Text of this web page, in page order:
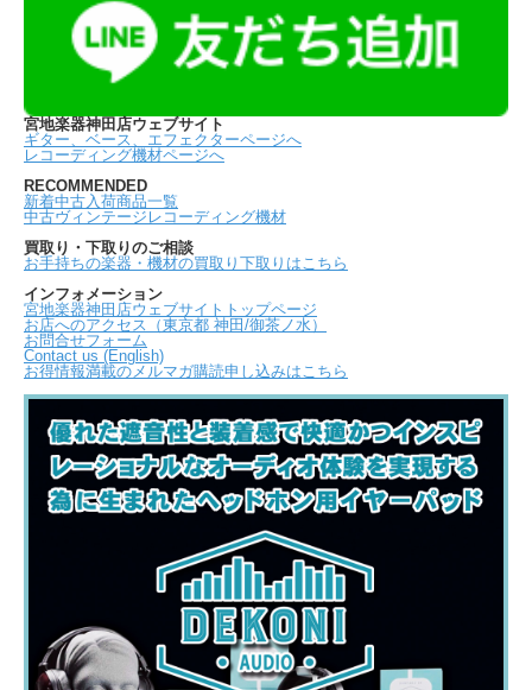
宮地楽器神田店ウェブサイト
ギター、ベース、エフェクターページへ
レコーディング機材ページへ
RECOMMENDED
新着中古入荷商品一覧
中古ヴィンテージレコーディング機材
買取り・下取りのご相談
お手持ちの楽器・機材の買取り下取りはこちら
インフォメーション
宮地楽器神田店ウェブサイトトップページ
お店へのアクセス（東京都 神田/御茶ノ水）
お問合せフォーム
Contact us (English)
お得情報満載のメルマガ購読申し込みはこちら